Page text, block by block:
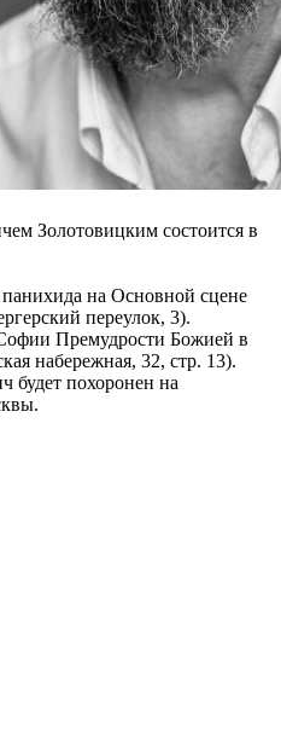
Золотовицким состоится в
панихида на Основной сцене
переулок, 3).
Премудрости Божией в
набережная, 32, стр. 13).
будет похоронен на